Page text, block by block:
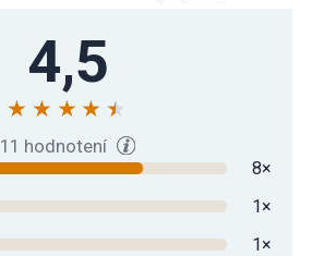
4,5
11 hodnotení
8×
1×
1×